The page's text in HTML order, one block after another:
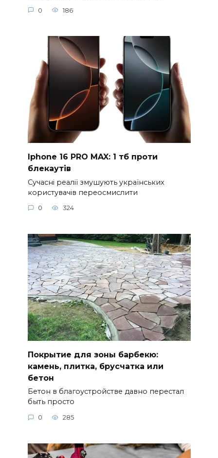
0 186
Iphone 16 PRO MAX: 1 тб проти
блекаутів
Сучасні реалії змушують українських
користувачів переосмислити
0 324
Покрытие для зоны барбекю:
камень, плитка, брусчатка или
бетон
Бетон в благоустройстве давно перестал
быть просто
0 285